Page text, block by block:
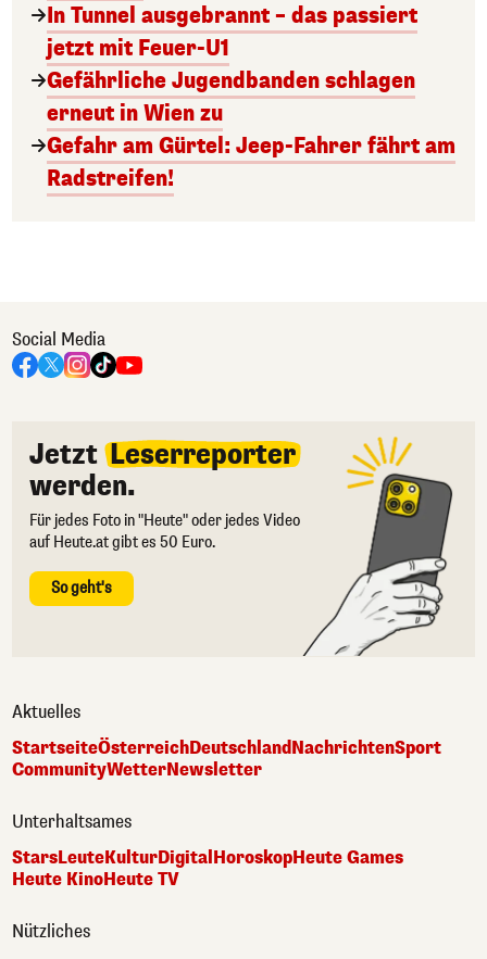
In Tunnel ausgebrannt – das passiert
jetzt mit Feuer-U1
Gefährliche Jugendbanden schlagen
erneut in Wien zu
Gefahr am Gürtel: Jeep-Fahrer fährt am
Radstreifen!
Social Media
Jetzt Leserreporter
werden.
Für jedes Foto in "Heute" oder jedes Video
auf Heute.at gibt es 50 Euro.
So geht's
Aktuelles
StartseiteÖsterreichDeutschlandNachrichtenSport
CommunityWetterNewsletter
Unterhaltsames
StarsLeuteKulturDigital HoroskopHeute Games
Heute KinoHeute TV
Nützliches